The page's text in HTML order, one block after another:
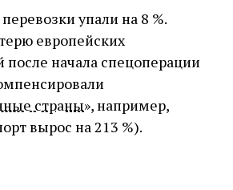
упали на 8 %.
европейских
после начала спецоперации
страны», например,
вырос на 213 %).